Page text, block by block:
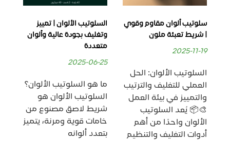
سلوتيب ألوان مقاوم وقوي
| شريط تعبئة ملون
2025-11-19
السلوتيب الألوان: الحل
العملي للتغليف والترتيب
والتمييز في بيئة العمل
🎨📦 يُعد السلوتيب
الألوان واحدًا من أهم
أدوات التغليف والتنظيم
السلوتيب الألوان | تمييز
وتغليف بجودة عالية وألوان
متعددة
2025-06-25
ما هو السلوتيب الألوان؟
السلوتيب الألوان هو
شريط لاصق مصنوع من
خامات قوية ومرنة، يتميز
بتعدد ألوانه